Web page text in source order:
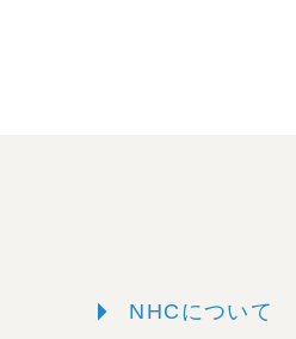
arrow_right NHCについて